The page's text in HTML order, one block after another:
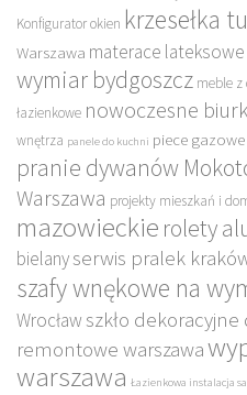
Konfigurator okien krzesełka
Warszawa materace lateksowe
wymiar bydgoszcz meble z
łazienkowe nowoczesne
wnętrza panele do kuchni piece
pranie dywanów
Warszawa projekty mieszkań i
mazowieckie rolety
bielanyserwis pralek
szafy wnękowe na
Wrocław szkło
remontowe warszawa
warszawa Łazienkowa instalacja